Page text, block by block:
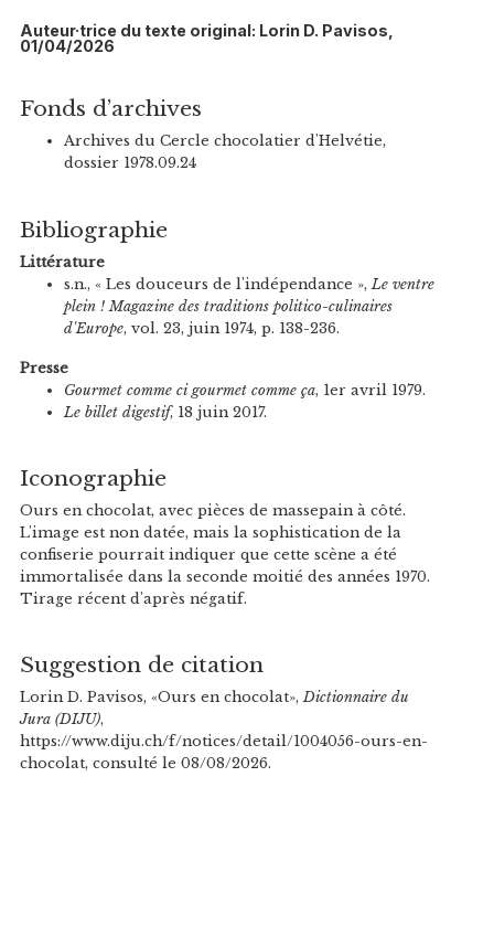
Auteur·trice du texte original: Lorin D. Pavisos,
01/04/2026
Fonds d’archives
Archives du Cercle chocolatier d'Helvétie,
dossier 1978.09.24
Bibliographie
Littérature
s.n., « Les douceurs de l'indépendance », Le ventre
plein ! Magazine des traditions politico-culinaires
d'Europe, vol. 23, juin 1974, p. 138-236.
Presse
Gourmet comme ci gourmet comme ça, 1er avril 1979.
Le billet digestif, 18 juin 2017.
Iconographie
Ours en chocolat, avec pièces de massepain à côté.
L'image est non datée, mais la sophistication de la
confiserie pourrait indiquer que cette scène a été
immortalisée dans la seconde moitié des années 1970.
Tirage récent d'après négatif.
Suggestion de citation
Lorin D. Pavisos, «Ours en chocolat»,Dictionnaire du
Jura (DIJU),
https://www.diju.ch/f/notices/detail/1004056-ours-en-
chocolat, consulté le 08/08/2026.